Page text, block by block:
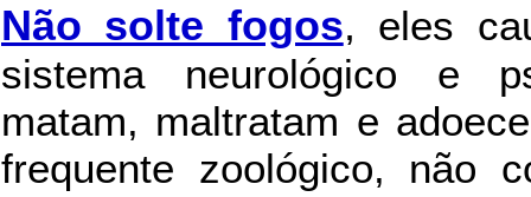
Não solte fogos, eles
sistema neurológico e
matam, maltratam e
frequente zoológico, não